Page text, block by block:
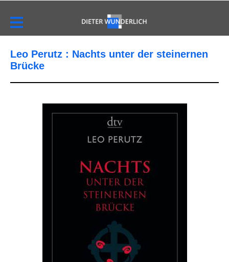
Leo Perutz : Nachts unter der steinernen
Brücke